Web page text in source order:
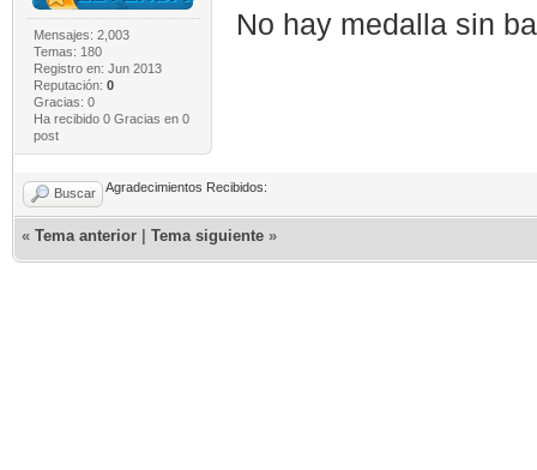
Mensajes: 2,003
Temas: 180
Registro en: Jun 2013
Reputación: 0
Gracias: 0
Ha recibido 0 Gracias en 0
post
No hay medalla sin
Buscar Agradecimientos Recibidos:
« Tema anterior Tema siguiente »